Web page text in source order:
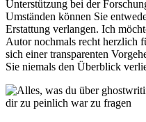
Unterstützung bei der
Umständen können Sie
Erstattung verlangen. Ich
Autor nochmals recht herzlich
sich einer transparenten
Sie niemals den Überblick